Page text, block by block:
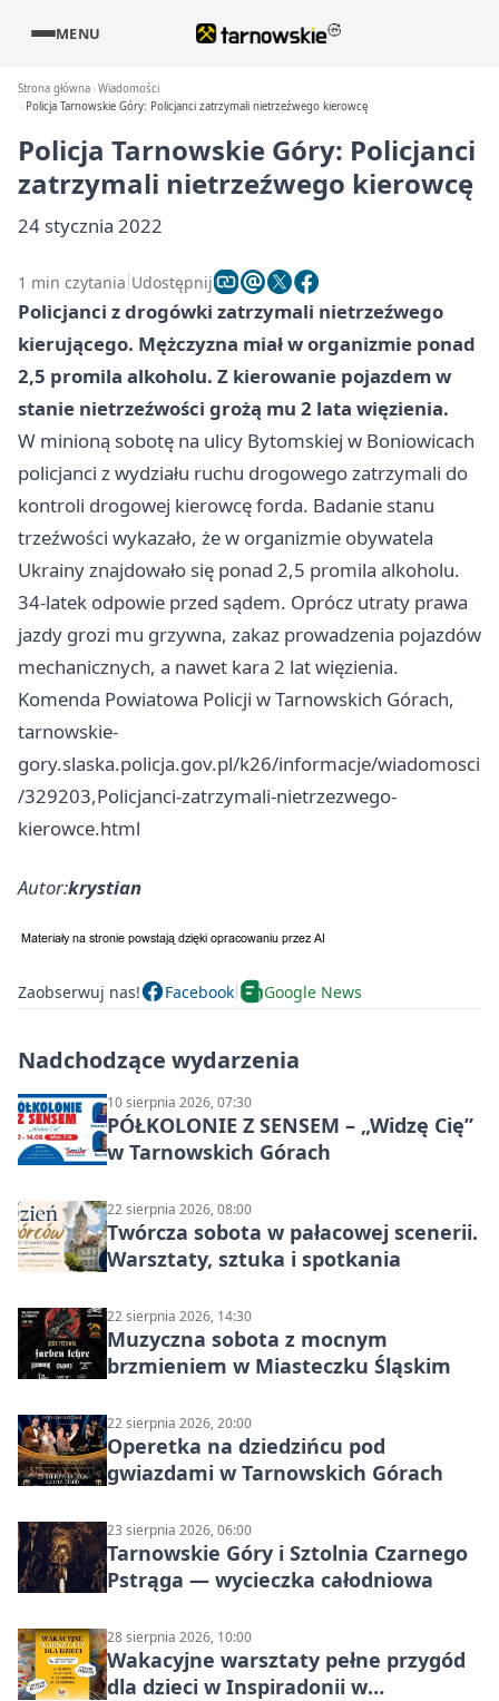
MENU
Strona główna Wiadomości
Policja Tarnowskie Góry: Policjanci zatrzymali nietrzeźwego kierowcę
Policja Tarnowskie Góry: Policjanci
zatrzymali nietrzeźwego kierowcę
24 stycznia 2022
1 min czytania Udostępnij
Policjanci z drogówki zatrzymali nietrzeźwego
kierującego. Mężczyzna miał w organizmie ponad
2,5 promila alkoholu. Z kierowanie pojazdem w
stanie nietrzeźwości grożą mu 2 lata więzienia.
W minioną sobotę na ulicy Bytomskiej w Boniowicach
policjanci z wydziału ruchu drogowego zatrzymali do
kontroli drogowej kierowcę forda. Badanie stanu
trzeźwości wykazało, że w organizmie obywatela
Ukrainy znajdowało się ponad 2,5 promila alkoholu.
34-latek odpowie przed sądem. Oprócz utraty prawa
jazdy grozi mu grzywna, zakaz prowadzenia pojazdów
mechanicznych, a nawet kara 2 lat więzienia.
Komenda Powiatowa Policji w Tarnowskich Górach,
tarnowskie-
gory.slaska.policja.gov.pl/k26/informacje/wiadomosci
/329203,Policjanci-zatrzymali-nietrzezwego-
kierowce.html
Autor:krystian
Zaobserwuj nas! Facebook Google News
Nadchodzące wydarzenia
10 sierpnia 2026, 07:30
PÓŁKOLONIE Z SENSEM – „Widzę Cię”
w Tarnowskich Górach
22 sierpnia 2026, 08:00
Twórcza sobota w pałacowej scenerii.
Warsztaty, sztuka i spotkania
22 sierpnia 2026, 14:30
Muzyczna sobota z mocnym
brzmieniem w Miasteczku Śląskim
22 sierpnia 2026, 20:00
Operetka na dziedzińcu pod
gwiazdami w Tarnowskich Górach
23 sierpnia 2026, 06:00
Tarnowskie Góry i Sztolnia Czarnego
Pstrąga — wycieczka całodniowa
28 sierpnia 2026, 10:00
Wakacyjne warsztaty pełne przygód
dla dzieci w Inspiradonii w